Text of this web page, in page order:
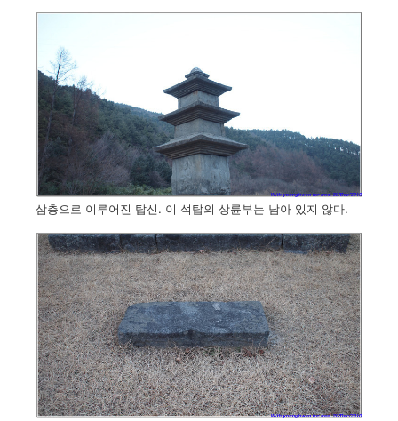
삼층으로 이루어진 탑신. 이 석탑의 상륜부는 남아 있지 않다.